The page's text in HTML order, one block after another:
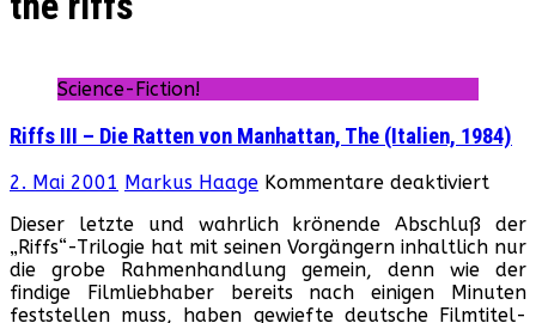
Science-Fiction!
Riffs III – Die Ratten von Manhattan, The (Italien, 1984)
2. Mai 2001 Markus Haage Kommentare deaktiviertfür
III
–
Die
von
Dieser letzte und wahrlich krönende Abschluß der
„Riffs“-Trilogie hat mit seinen Vorgängern inhaltlich nur
die grobe Rahmenhandlung gemein, denn wie der
findige Filmliebhaber bereits nach einigen Minuten
feststellen muss, haben gewiefte deutsche Filmtitel-